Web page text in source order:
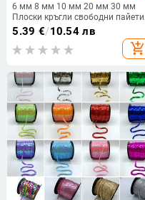
6 мм 8 мм 10 мм 20 мм 30 мм
Плоски кръгли свободни пайети
Пайети Шевни сватбени занаяти,
жени Направи си сам аксесоар
Para Coser
5.39 €/10.54 лв
add_shopping_cart